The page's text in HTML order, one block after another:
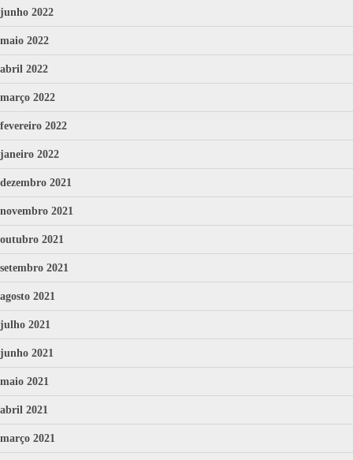
junho 2022
maio 2022
abril 2022
março 2022
fevereiro 2022
janeiro 2022
dezembro 2021
novembro 2021
outubro 2021
setembro 2021
agosto 2021
julho 2021
junho 2021
maio 2021
abril 2021
março 2021